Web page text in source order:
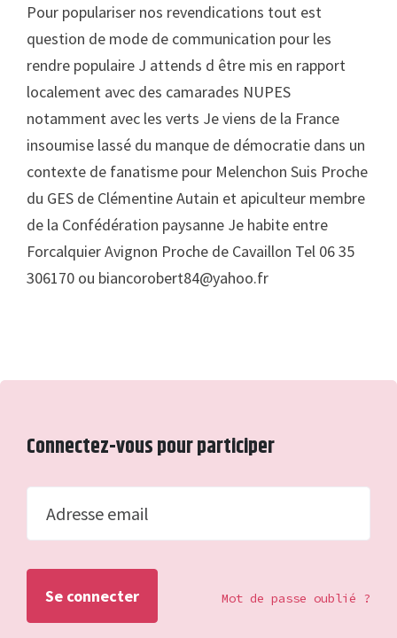
Pour populariser nos revendications tout est
question de mode de communication pour les
rendre populaire J attends d être mis en rapport
localement avec des camarades NUPES
notamment avec les verts Je viens de la France
insoumise lassé du manque de démocratie dans un
contexte de fanatisme pour Melenchon Suis Proche
du GES de Clémentine Autain et apiculteur membre
de la Confédération paysanne Je habite entre
Forcalquier Avignon Proche de Cavaillon Tel 06 35
306170 ou biancorobert84@yahoo.fr
Connectez-vous pour participer
Adresse email
Mot de passe oublié ?